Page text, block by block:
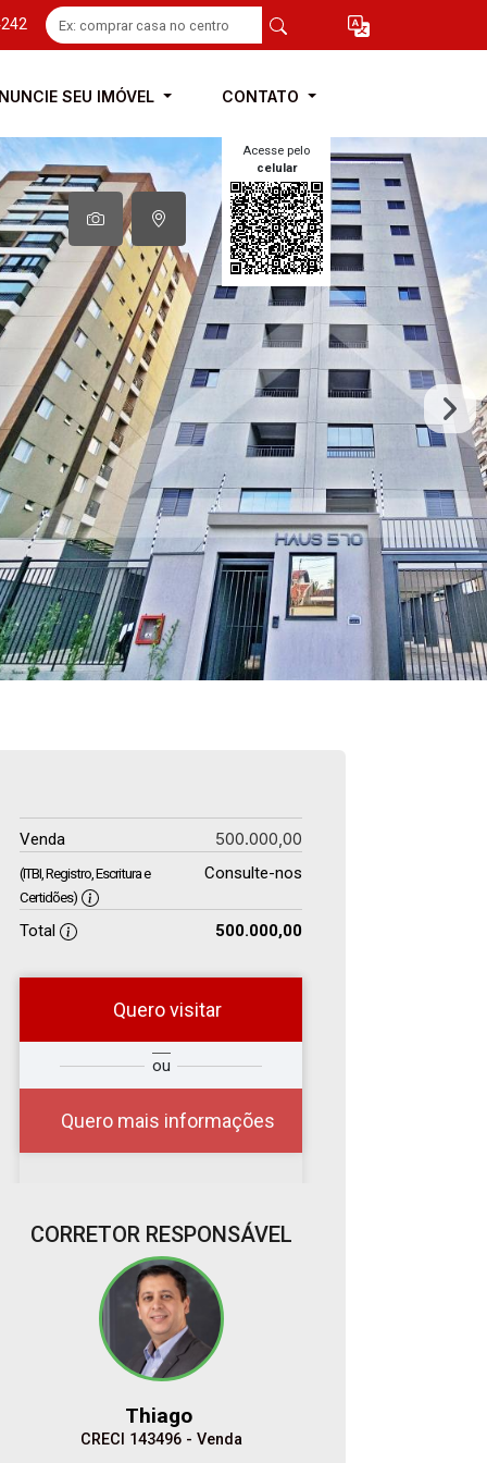
SEU IMÓVEL CONTATO
Acesse pelo
celular
Venda 500.000,00
(ITBI, Registro, Escritura e
Certidões)
Consulte-nos
Total 500.000,00
Quero visitar
ou
Quero mais informações
Qual o melhor dia e
horário para você?
07
Aug/Fri
08
08:00
09:00
CORRETOR RESPONSÁVEL
Thiago
CRECI 143496 - Venda